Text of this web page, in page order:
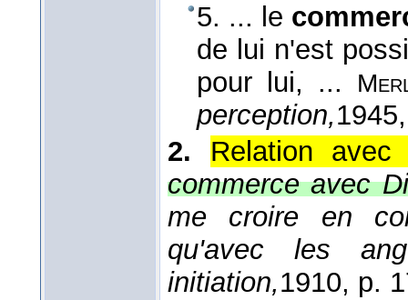
5. ... le
de lui n'est
pour lui, ...
perception,1945
2.
Relation
commerce avec
me croire en
qu'avec les
initiation,1910, p.